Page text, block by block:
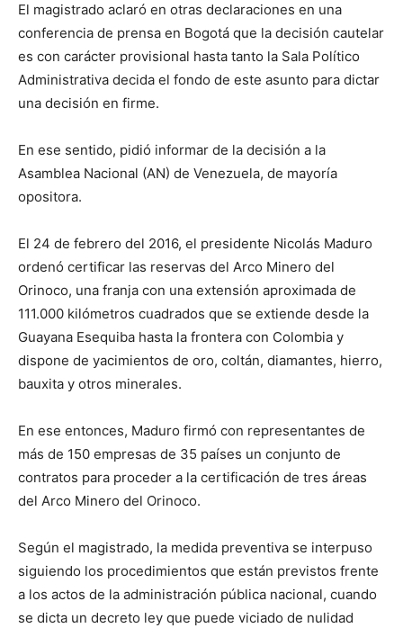
El magistrado aclaró en otras declaraciones en una
conferencia de prensa en Bogotá que la decisión cautelar
es con carácter provisional hasta tanto la Sala Político
Administrativa decida el fondo de este asunto para dictar
una decisión en firme.
En ese sentido, pidió informar de la decisión a la
Asamblea Nacional (AN) de Venezuela, de mayoría
opositora.
El 24 de febrero del 2016, el presidente Nicolás Maduro
ordenó certificar las reservas del Arco Minero del
Orinoco, una franja con una extensión aproximada de
111.000 kilómetros cuadrados que se extiende desde la
Guayana Esequiba hasta la frontera con Colombia y
dispone de yacimientos de oro, coltán, diamantes, hierro,
bauxita y otros minerales.
En ese entonces, Maduro firmó con representantes de
más de 150 empresas de 35 países un conjunto de
contratos para proceder a la certificación de tres áreas
del Arco Minero del Orinoco.
Según el magistrado, la medida preventiva se interpuso
siguiendo los procedimientos que están previstos frente
a los actos de la administración pública nacional, cuando
se dicta un decreto ley que puede viciado de nulidad